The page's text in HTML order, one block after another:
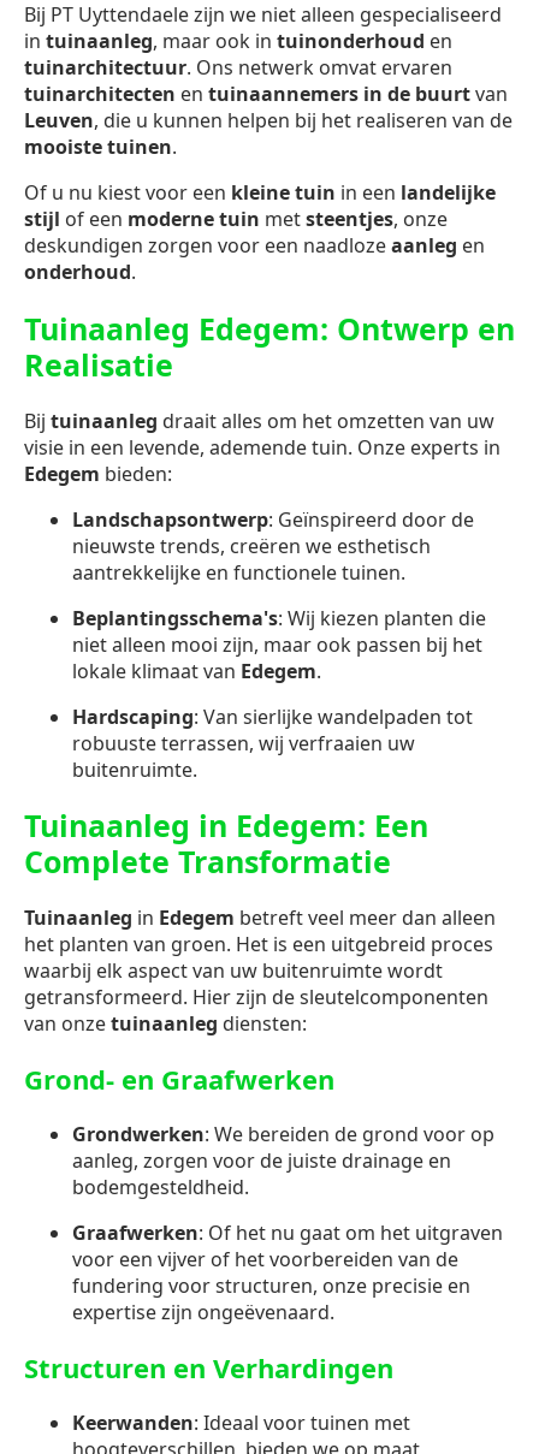
Bij PT Uyttendaele zijn we niet alleen gespecialiseerd
in tuinaanleg, maar ook in tuinonderhoud en
tuinarchitectuur. Ons netwerk omvat ervaren
tuinarchitecten en tuinaannemers in de buurtvan
Leuven, die u kunnen helpen bij het realiseren van de
mooiste tuinen.
Of u nu kiest voor een kleine tuin in een landelijke
stijl of een moderne tuin metsteentjes, onze
deskundigen zorgen voor een naadlozeaanleg en
onderhoud.
Tuinaanleg Edegem: Ontwerp en
Realisatie
Bij tuinaanleg draait alles om het omzetten van uw
visie in een levende, ademende tuin. Onze experts in
Edegem bieden:
Landschapsontwerp: Geïnspireerd door de
nieuwste trends, creëren we esthetisch
aantrekkelijke en functionele tuinen.
Beplantingsschema's: Wij kiezen planten die
niet alleen mooi zijn, maar ook passen bij het
lokale klimaat van Edegem.
Hardscaping: Van sierlijke wandelpaden tot
robuuste terrassen, wij verfraaien uw
buitenruimte.
Tuinaanleg in Edegem: Een
Complete Transformatie
Tuinaanleg in Edegem betreft veel meer dan alleen
het planten van groen. Het is een uitgebreid proces
waarbij elk aspect van uw buitenruimte wordt
getransformeerd. Hier zijn de sleutelcomponenten
van onzetuinaanleg diensten:
Grond- en Graafwerken
Grondwerken: We bereiden de grond voor op
aanleg, zorgen voor de juiste drainage en
bodemgesteldheid.
Graafwerken: Of het nu gaat om het uitgraven
voor een vijver of het voorbereiden van de
fundering voor structuren, onze precisie en
expertise zijn ongeëvenaard.
Structuren en Verhardingen
Keerwanden: Ideaal voor tuinen met